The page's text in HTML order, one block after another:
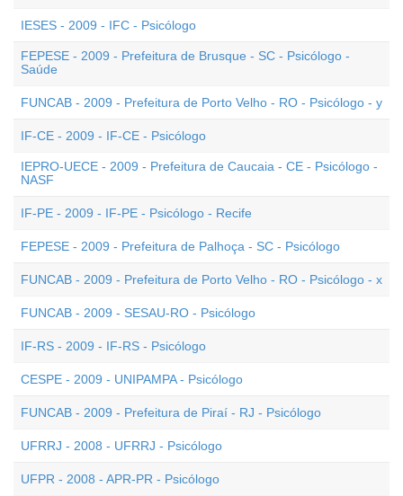
IESES - 2009 - IFC - Psicólogo
FEPESE - 2009 - Prefeitura de Brusque - SC - Psicólogo -
Saúde
FUNCAB - 2009 - Prefeitura de Porto Velho - RO - Psicólogo - y
IF-CE - 2009 - IF-CE - Psicólogo
IEPRO-UECE - 2009 - Prefeitura de Caucaia - CE - Psicólogo -
NASF
IF-PE - 2009 - IF-PE - Psicólogo - Recife
FEPESE - 2009 - Prefeitura de Palhoça - SC - Psicólogo
FUNCAB - 2009 - Prefeitura de Porto Velho - RO - Psicólogo - x
FUNCAB - 2009 - SESAU-RO - Psicólogo
IF-RS - 2009 - IF-RS - Psicólogo
CESPE - 2009 - UNIPAMPA - Psicólogo
FUNCAB - 2009 - Prefeitura de Piraí - RJ - Psicólogo
UFRRJ - 2008 - UFRRJ - Psicólogo
UFPR - 2008 - APR-PR - Psicólogo